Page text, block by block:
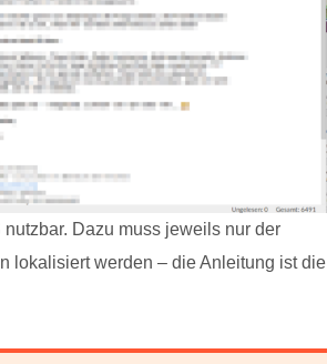
Dazu muss jeweils nur der
lokalisiert werden – die Anleitung ist die